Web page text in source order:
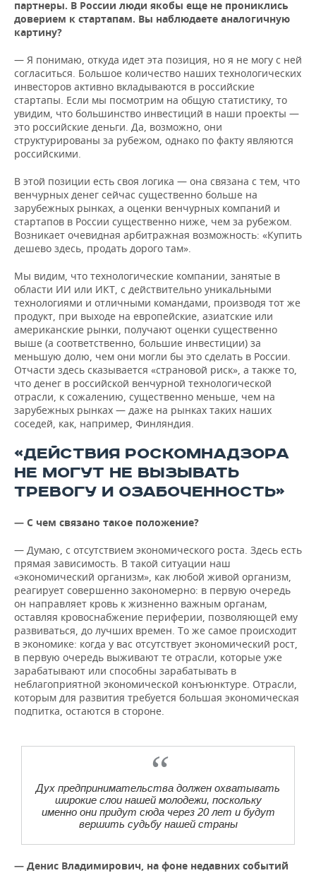
партнеры. В России люди якобы еще не прониклись
доверием к стартапам. Вы наблюдаете аналогичную
картину?
— Я понимаю, откуда идет эта позиция, но я не могу с ней
согласиться. Большое количество наших технологических
инвесторов активно вкладываются в российские
стартапы. Если мы посмотрим на общую статистику, то
увидим, что большинство инвестиций в наши проекты —
это российские деньги. Да, возможно, они
структурированы за рубежом, однако по факту являются
российскими.
В этой позиции есть своя логика — она связана с тем, что
венчурных денег сейчас существенно больше на
зарубежных рынках, а оценки венчурных компаний и
стартапов в России существенно ниже, чем за рубежом.
Возникает очевидная арбитражная возможность: «Купить
дешево здесь, продать дорого там».
Мы видим, что технологические компании, занятые в
области ИИ или ИКТ, с действительно уникальными
технологиями и отличными командами, производя тот же
продукт, при выходе на европейские, азиатские или
американские рынки, получают оценки существенно
выше (а соответственно, большие инвестиции) за
меньшую долю, чем они могли бы это сделать в России.
Отчасти здесь сказывается «страновой риск», а также то,
что денег в российской венчурной технологической
отрасли, к сожалению, существенно меньше, чем на
зарубежных рынках — даже на рынках таких наших
соседей, как, например, Финляндия.
«ДЕЙСТВИЯ РОСКОМНАДЗОРА
НЕ МОГУТ НЕ ВЫЗЫВАТЬ
ТРЕВОГУ И ОЗАБОЧЕННОСТЬ»
— С чем связано такое положение?
— Думаю, с отсутствием экономического роста. Здесь есть
прямая зависимость. В такой ситуации наш
«экономический организм», как любой живой организм,
реагирует совершенно закономерно: в первую очередь
он направляет кровь к жизненно важным органам,
оставляя кровоснабжение периферии, позволяющей ему
развиваться, до лучших времен. То же самое происходит
в экономике: когда у вас отсутствует экономический рост,
в первую очередь выживают те отрасли, которые уже
зарабатывают или способны зарабатывать в
неблагоприятной экономической конъюнктуре. Отрасли,
которым для развития требуется большая экономическая
подпитка, остаются в стороне.
Дух предпринимательства должен охватывать
широкие слои нашей молодежи, поскольку
именно они придут сюда через 20 лет и будут
вершить судьбу нашей страны
— Денис Владимирович, на фоне недавних событий